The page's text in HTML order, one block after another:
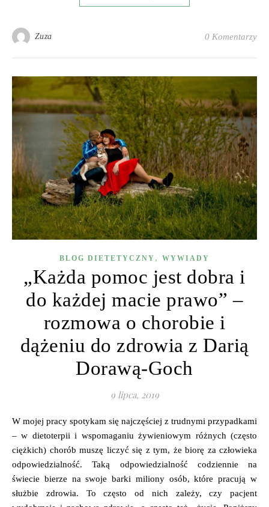
Zuza 0 Komentarzy
BLOG DIETETYCZNY , WYWIADY
„Każda pomoc jest dobra i
do każdej macie prawo” –
rozmowa o chorobie i
dążeniu do zdrowia z Darią
Dorawą-Goch
9 lipca, 2019
W mojej pracy spotykam się najczęściej z trudnymi przypadkami
– w dietoterpii i wspomaganiu żywieniowym różnych (często
ciężkich) chorób muszę liczyć się z tym, że biorę za człowieka
odpowiedzialność. Taką odpowiedzialność codziennie na
świecie bierze na swoje barki miliony osób, które pracują w
służbie zdrowia. To często od nich zależy, czy pacjent